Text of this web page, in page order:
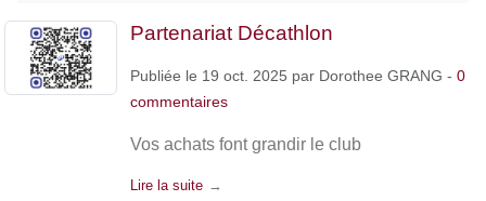
Partenariat Décathlon
Publiée le 19 oct. 2025 par Dorothee GRANG - 0
commentaires
Vos achats font grandir le club
Lire la suite